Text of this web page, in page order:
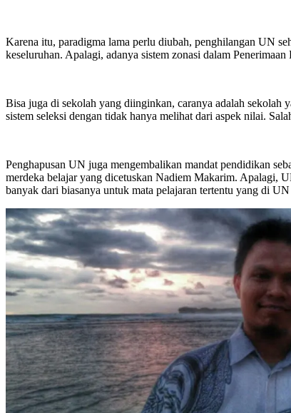
Karena itu, paradigma lama perlu diubah, penghilangan UN
keseluruhan. Apalagi, adanya sistem zonasi dalam
Bisa juga di sekolah yang diinginkan, caranya adalah sekolah
sistem seleksi dengan tidak hanya melihat dari aspek nilai.
Penghapusan UN juga mengembalikan mandat pendidikan
merdeka belajar yang dicetuskan Nadiem Makarim. Apalagi,
banyak dari biasanya untuk mata pelajaran tertentu yang di